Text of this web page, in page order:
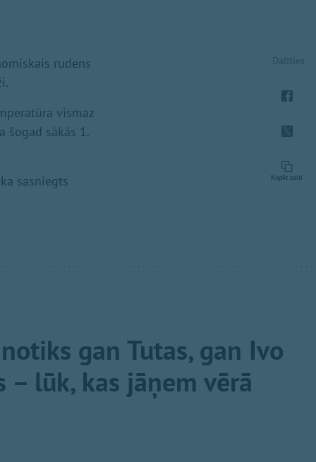
rudens
vismaz
šogad sākās 1.
sasniegts
Dalīties
Kopēt saiti
gan Tutas, gan Ivo
– lūk, kas jāņem vērā